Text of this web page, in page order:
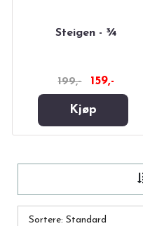
Steigen - ¾
199,- 159,-
Kjøp
Sortere: Standard